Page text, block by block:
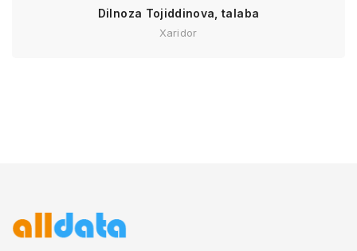
Dilnoza Tojiddinova, talaba
Xaridor